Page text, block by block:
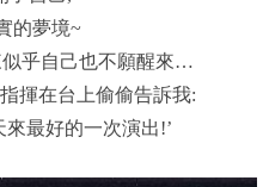
的夢境~
乎自己也不願醒來…
指揮在台上偷偷告訴我:
最好的一次演出!’